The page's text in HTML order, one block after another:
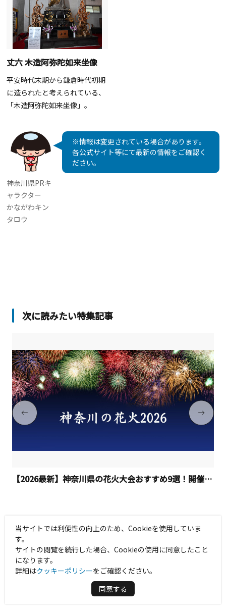
丈六 木造阿弥陀如来坐像
平安時代末期から鎌倉時代初期
に造られたと考えられている、
「木造阿弥陀如来坐像」。
神奈川県PRキ
ャラクター
かながわキン
タロウ
※情報は変更されている場合があります。
各公式サイト等にて最新の情報をご確認く
ださい。
次に読みたい特集記事
【2026最新】神奈川県の花火大会おすすめ9選！開催日程
HOME 特集 日本遺産認定「大山詣り」を体感！日本三薬
当サイトでは利便性の向上のため、Cookieを使用していま
す。
サイトの閲覧を続行した場合、Cookieの使用に同意したこと
になります。
詳細はクッキーポリシーをご確認ください。
同意する